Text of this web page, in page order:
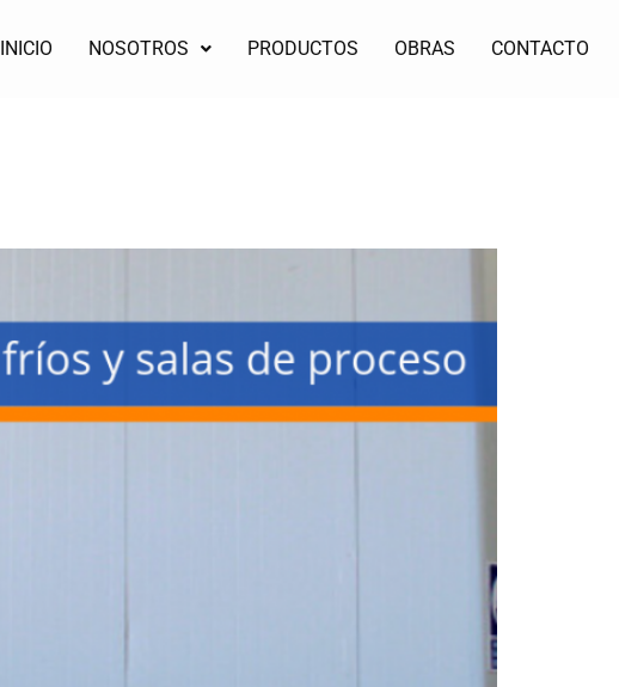
INICIO NOSOTROS PRODUCTOS OBRAS CONTACTO